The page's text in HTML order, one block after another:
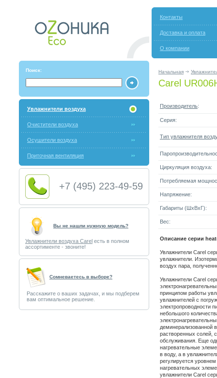
Контакты
Доставка и оплата
О компании
Поиск: Начальная
Carel
Увлажнители воздуха
Очистители воздуха
Осушители воздуха
Приточная вентиляция
+7 (495) 223-49-59
Вы не нашли нужную модель?
Увлажнители воздуха Carel есть в полном
ассортименте - звоните!
Cомневаетесь в выборе?
Расскажите о ваших задачах, и мы подберем
вам оптимальное решение.
Производитель:
Серия:
Тип увлажнителя
Циркуляция воздуха:
Потребляемая
Напряжение:
Габариты (ШxВxГ):
Вес:
Описание серии
Увлажнители Carel
увлажнители.
воздух пара,
Увлажнители Carel
принципом работы
увлажнителей с
электропроводности
небольшого
деминерализованной
растворенных солей,
обслуживания. Еще
нагревательные
в воду, а в
регулируется
нагревательных
увлажнители Carel